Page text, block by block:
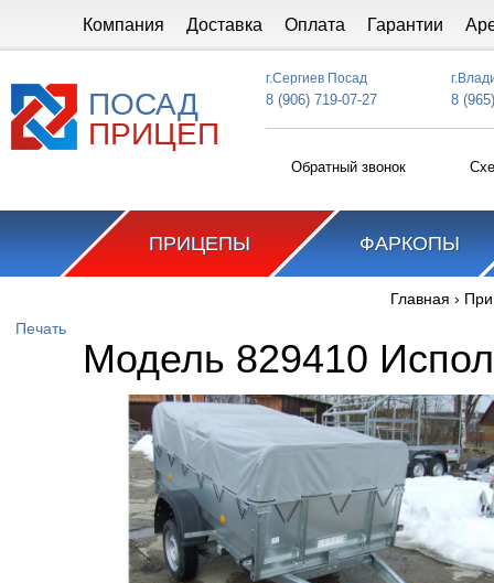
Компания Доставка Оплата Гарантии
ПОСАД
ПРИЦЕП
г.Сергиев Посад
8 (906) 719-07-27 8
Обратный звонок
ПРИЦЕПЫ ФАРКОПЫ
Главная ›
Печать
Модель 829410